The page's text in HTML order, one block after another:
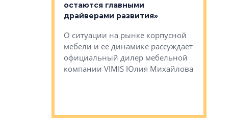
в УК
остаются главными
драйверами развития»
О ситуации на рынке корпусной
мебели и ее динамике рассуждает
официальный дилер мебельной
компании VIMIS Юлия Михайлова